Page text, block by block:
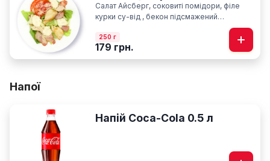
Салат Айсберг, соковиті помідори, філе
курки су-від , бекон підсмажений
слайсами, сир пармезан, фірмовий соус
Цезар
250 г
179 грн.
Напої
Напій Coca-Cola 0.5 л